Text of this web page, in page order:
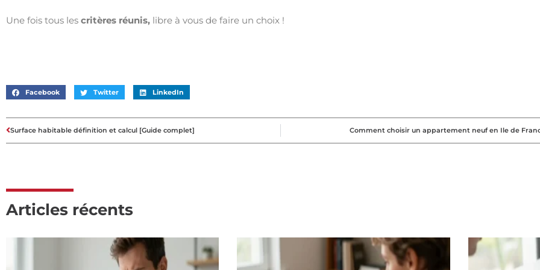
Une fois tous les critères réunis, libre à vous de faire un choix !
Facebook Twitter LinkedIn
Surface habitable définition et calcul [Guide complet] Comment choisir un appartement neuf en Ile de
Articles récents